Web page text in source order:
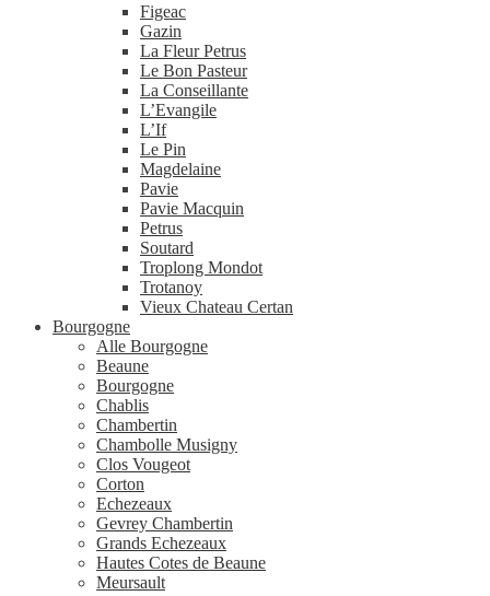
Figeac
Gazin
La Fleur Petrus
Le Bon Pasteur
La Conseillante
L’Evangile
L’If
Le Pin
Magdelaine
Pavie
Pavie Macquin
Petrus
Soutard
Troplong Mondot
Trotanoy
Vieux Chateau Certan
Bourgogne
Alle Bourgogne
Beaune
Bourgogne
Chablis
Chambertin
Chambolle Musigny
Clos Vougeot
Corton
Echezeaux
Gevrey Chambertin
Grands Echezeaux
Hautes Cotes de Beaune
Meursault